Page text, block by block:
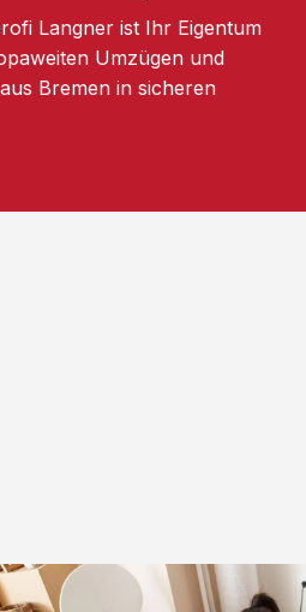
Langner ist Ihr Eigentum
Umzügen und
Bremen in sicheren